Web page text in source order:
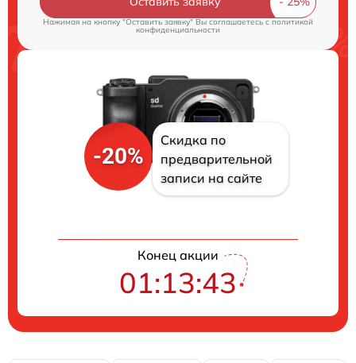
Нажимая на кнопку "Оставить заявку" Вы соглашаетесь c политикой
конфиденциальности
-20%
Скидка по
предварительной
записи на сайте
Конец акции
01:13:42